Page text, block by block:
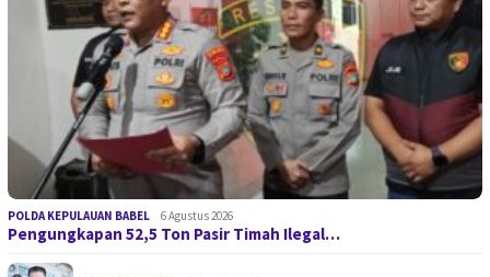
POLDA KEPULAUAN BABEL 6 Agustus 2026
Pengungkapan 52,5 Ton Pasir Timah Ilegal…